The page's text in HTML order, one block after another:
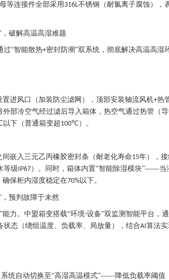
等连接件全部采用 316L不锈钢（耐氯离子腐蚀），
破解高温高湿难题
过“智能散热+密封防潮”双系统，彻底解决高温高湿
进风口（加装防尘滤网），顶部安装轴流风机+热
部冷空气经过滤后导入箱体，热空气通过热管（
下（普通箱变超 100℃）。
嵌入三元乙丙橡胶密封条（耐老化寿命15年），
等级IP67）。同时，箱体内置“智能除湿模块”——当
保柜内湿度稳定在70%以下。
预判故障于未然
能力。中盟箱变搭载“环境-设备”双监测智能平台，
态（绕组温度、负载率、局放量），结合AI算法实
系统自动切换至“高湿高温模式”——降低负载率阈值